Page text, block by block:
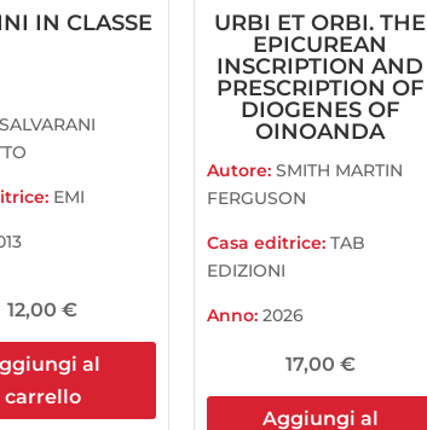
IN CLASSE
EMI
12,00€
al
carrello
URBI ET ORBI. THE
EPICUREAN
INSCRIPTION AND
PRESCRIPTION OF
DIOGENES OF
OINOANDA
Autore:SMITH MARTIN
FERGUSON
Casa editrice:TAB
EDIZIONI
Anno:2026
17,00 €
Aggiungi al